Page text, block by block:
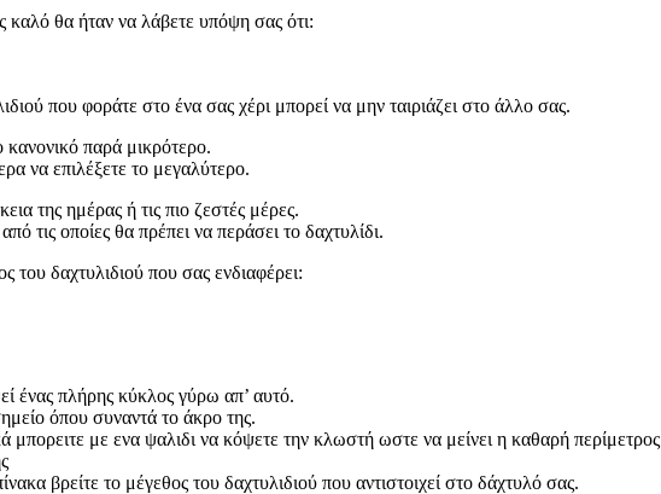
καλό θα ήταν να λάβετε υπόψη σας ότι:
που φοράτε στο ένα σας χέρι μπορεί να μην ταιριάζει στο άλλο σας.
κανονικό παρά μικρότερο.
να επιλέξετε το μεγαλύτερο.
της ημέρας ή τις πιο ζεστές μέρες.
οποίες θα πρέπει να περάσει το δαχτυλίδι.
του δαχτυλιδιού που σας ενδιαφέρει:
ένας πλήρης κύκλος γύρω απ’ αυτό.
όπου συναντά το άκρο της.
με ενα ψαλιδι να κόψετε την κλωστή ωστε να μείνει η καθαρή περίμετρος
βρείτε το μέγεθος του δαχτυλιδιού που αντιστοιχεί στο δάχτυλό σας.